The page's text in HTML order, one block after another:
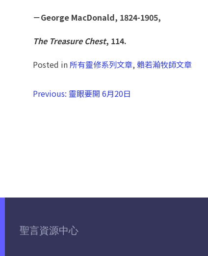
－George MacDonald, 1824-1905,
The Treasure Chest, 114.
Posted in 所有靈修系列文章, 賴若瀚牧師文章
Previous: 靈眼要開 6月20日
聖言資源中心